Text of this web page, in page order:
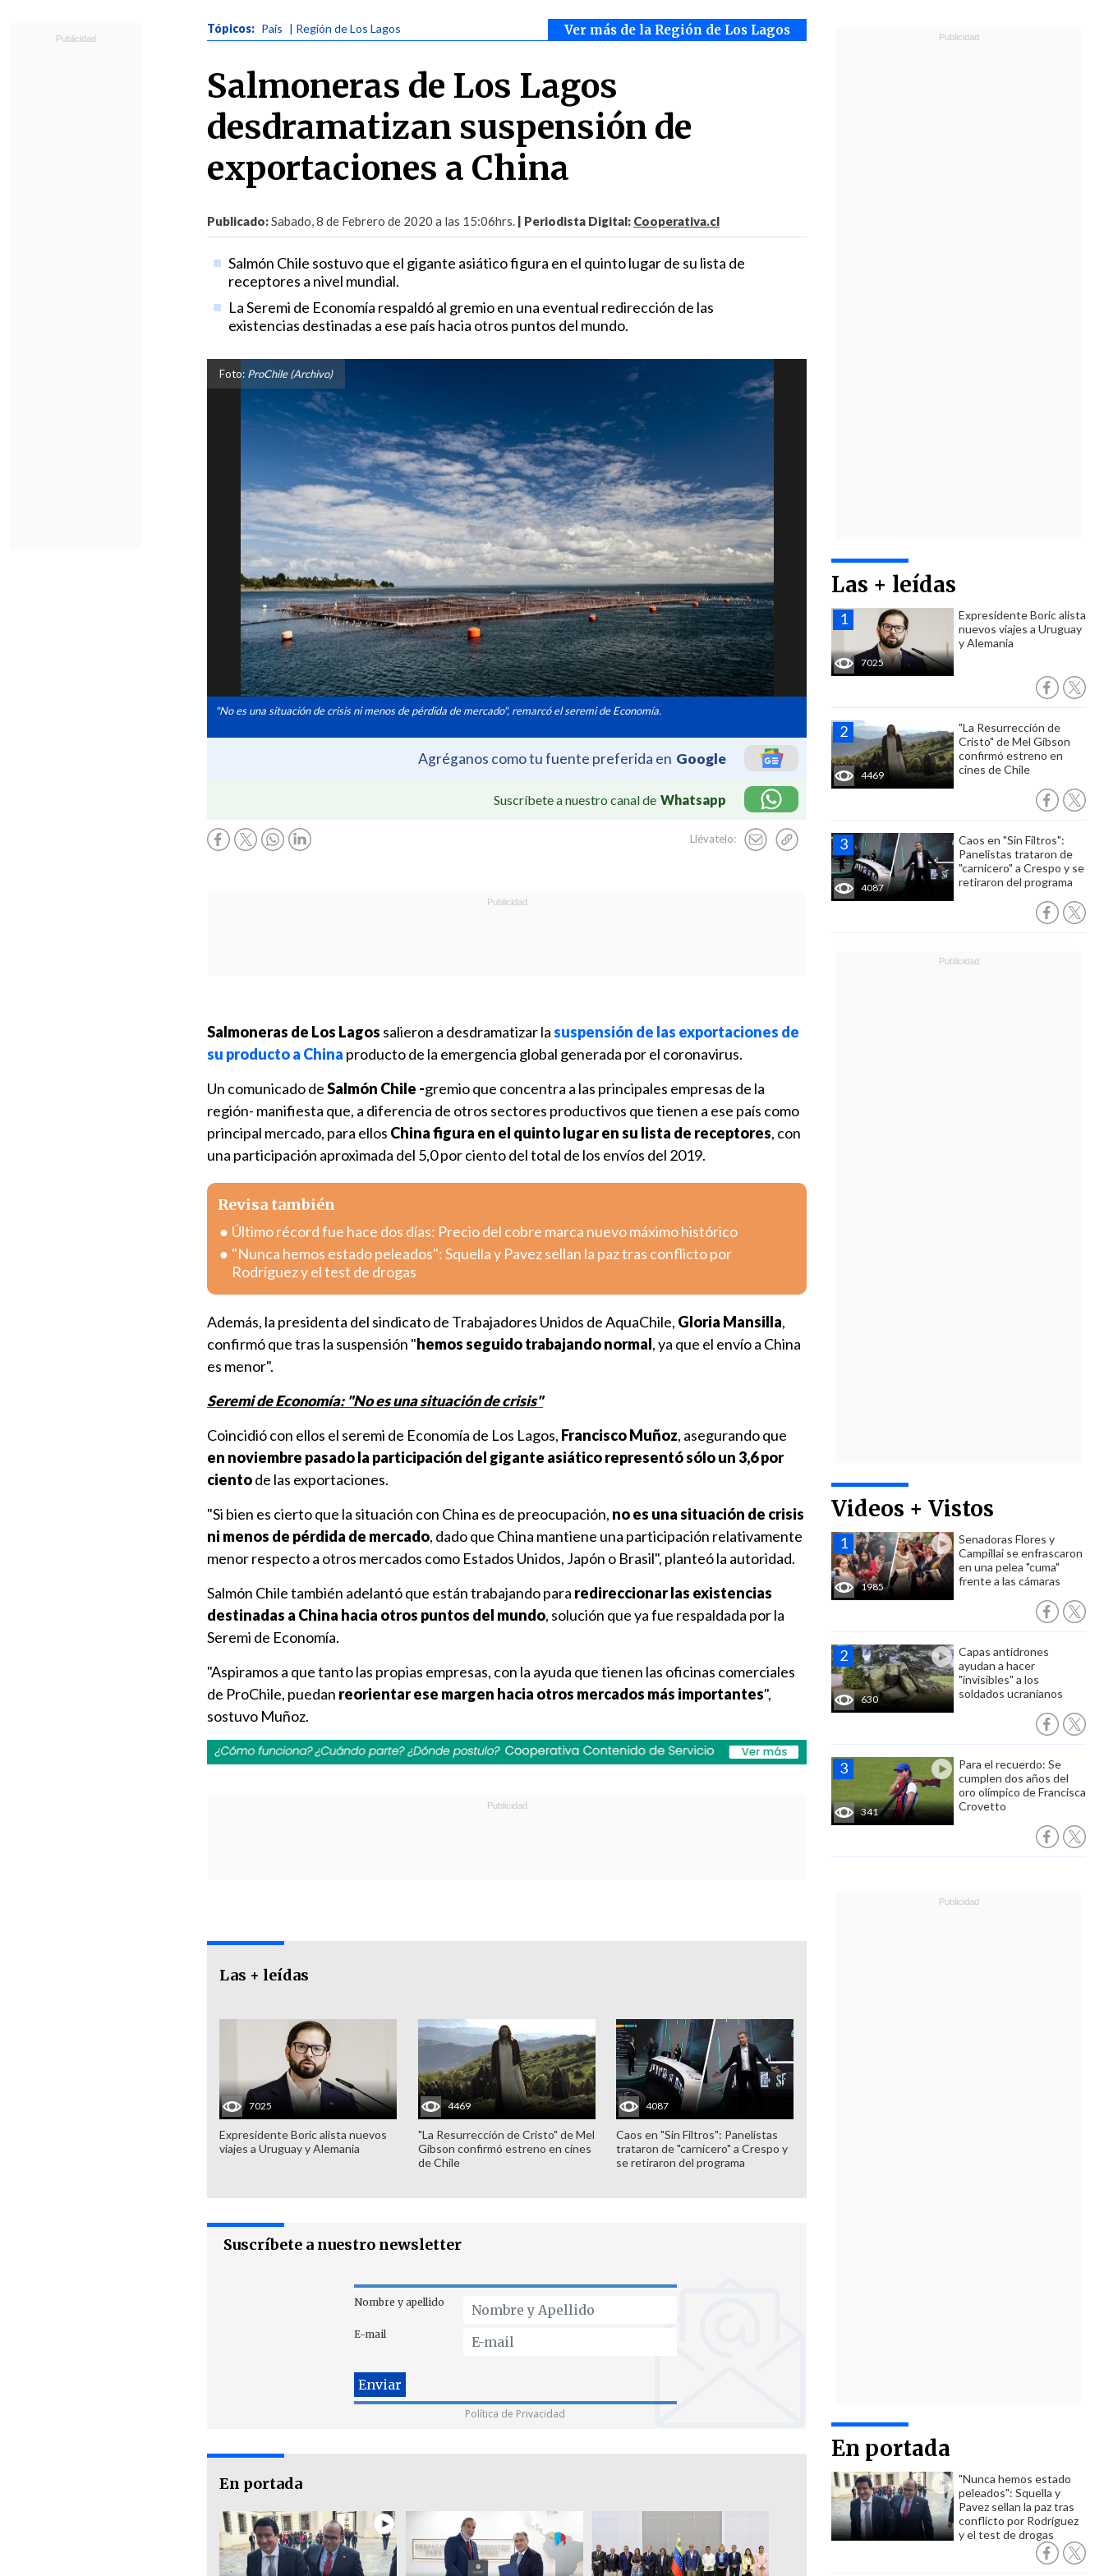
Ver más de la Región de Los Lagos
Tópicos: País | Región de Los Lagos
Salmoneras de Los Lagos
desdramatizan suspensión de
exportaciones a China
Publicado:Sabado, 8 de Febrero de 2020 a las 15:06hrs. | Periodista Digital: Cooperativa.cl
Salmón Chile sostuvo que el gigante asiático figura en el quinto lugar de su lista de
receptores a nivel mundial.
La Seremi de Economía respaldó al gremio en una eventual redirección de las
existencias destinadas a ese país hacia otros puntos del mundo.
Foto: ProChile (Archivo)
"No es una situación de crisis ni menos de pérdida de mercado", remarcó el seremi de Economía.
Agréganos como tu fuente preferida en Google
Suscríbete a nuestro canal de Whatsapp
Llévatelo:
Las + leídas
7025
Expresidente Boric alista
nuevos viajes a Uruguay
y Alemania
4469
"La Resurrección de
Cristo" de Mel Gibson
confirmó estreno en
cines de Chile
4087
Caos en "Sin Filtros":
Panelistas trataron de
"carnicero" a Crespo y se
retiraron del programa
Videos + Vistos
1985
Senadoras Flores y
Campillai se enfrascaron
en una pelea "cuma"
frente a las cámaras
630
Capas antidrones
ayudan a hacer
"invisibles" a los
soldados ucranianos
341
Para el recuerdo: Se
cumplen dos años del
oro olímpico de Francisca
Crovetto
En portada
"Nunca hemos estado
peleados": Squella y
Pavez sellan la paz tras
conflicto por Rodríguez
y el test de drogas
Salmoneras de Los Lagos salieron a desdramatizar lasuspensión de las exportaciones de
su producto a China producto de la emergencia global generada por el coronavirus.
Un comunicado deSalmón Chile -gremio que concentra a las principales empresas de la
región- manifiesta que, a diferencia de otros sectores productivos que tienen a ese país como
principal mercado, para ellos China figura en el quinto lugar en su lista de receptores, con
una participación aproximada del 5,0 por ciento del total de los envíos del 2019.
Revisa también
Último récord fue hace dos días: Precio del cobre marca nuevo máximo histórico
"Nunca hemos estado peleados": Squella y Pavez sellan la paz tras conflicto por
Rodríguez y el test de drogas
Además, la presidenta del sindicato de Trabajadores Unidos de AquaChile, Gloria Mansilla,
confirmó que tras la suspensión "hemos seguido trabajando normal, ya que el envío a China
es menor".
Seremi de Economía: "No es una situación de crisis"
Coincidió con ellos el seremi de Economía de Los Lagos, Francisco Muñoz, asegurando que
en noviembre pasado la participación del gigante asiático representó sólo un 3,6 por
cientode las exportaciones.
"Si bien es cierto que la situación con China es de preocupación, no es una situación de crisis
ni menos de pérdida de mercado, dado que China mantiene una participación relativamente
menor respecto a otros mercados como Estados Unidos, Japón o Brasil", planteó la autoridad.
Salmón Chile también adelantó que están trabajando para redireccionar las existencias
destinadas a China hacia otros puntos del mundo, solución que ya fue respaldada por la
Seremi de Economía.
"Aspiramos a que tanto las propias empresas, con la ayuda que tienen las oficinas comerciales
de ProChile, puedan reorientar ese margen hacia otros mercados más importantes",
sostuvo Muñoz.
Las + leídas
7025
Expresidente Boric alista nuevos
viajes a Uruguay y Alemania
4469
"La Resurrección de Cristo" de Mel
Gibson confirmó estreno en cines
de Chile
4087
Caos en "Sin Filtros": Panelistas
trataron de "carnicero" a Crespo y
se retiraron del programa
Suscríbete a nuestro newsletter
Nombre y apellido
E-mail
Política de Privacidad
En portada